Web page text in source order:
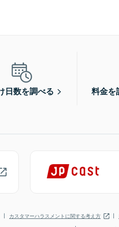
日数を調べる 料金を
カスタマーハラスメントに関する考え方